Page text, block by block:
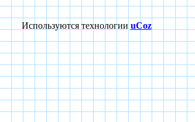
Используются технологии uCoz